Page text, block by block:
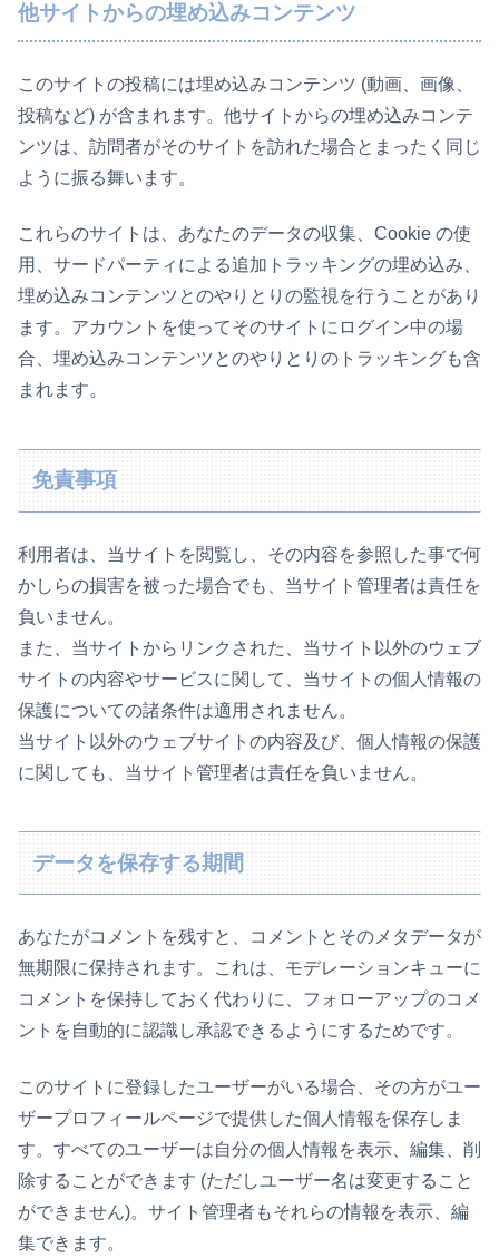
他サイトからの埋め込みコンテンツ
このサイトの投稿には埋め込みコンテンツ (動画、画像、
投稿など) が含まれます。他サイトからの埋め込みコンテ
ンツは、訪問者がそのサイトを訪れた場合とまったく同じ
ように振る舞います。
これらのサイトは、あなたのデータの収集、Cookie の使
用、サードパーティによる追加トラッキングの埋め込み、
埋め込みコンテンツとのやりとりの監視を行うことがあり
ます。アカウントを使ってそのサイトにログイン中の場
合、埋め込みコンテンツとのやりとりのトラッキングも含
まれます。
免責事項
利用者は、当サイトを閲覧し、その内容を参照した事で何
かしらの損害を被った場合でも、当サイト管理者は責任を
負いません。
また、当サイトからリンクされた、当サイト以外のウェブ
サイトの内容やサービスに関して、当サイトの個人情報の
保護についての諸条件は適用されません。
当サイト以外のウェブサイトの内容及び、個人情報の保護
に関しても、当サイト管理者は責任を負いません。
データを保存する期間
あなたがコメントを残すと、コメントとそのメタデータが
無期限に保持されます。これは、モデレーションキューに
コメントを保持しておく代わりに、フォローアップのコメ
ントを自動的に認識し承認できるようにするためです。
このサイトに登録したユーザーがいる場合、その方がユー
ザープロフィールページで提供した個人情報を保存しま
す。すべてのユーザーは自分の個人情報を表示、編集、削
除することができます (ただしユーザー名は変更すること
ができません)。サイト管理者もそれらの情報を表示、編
集できます。